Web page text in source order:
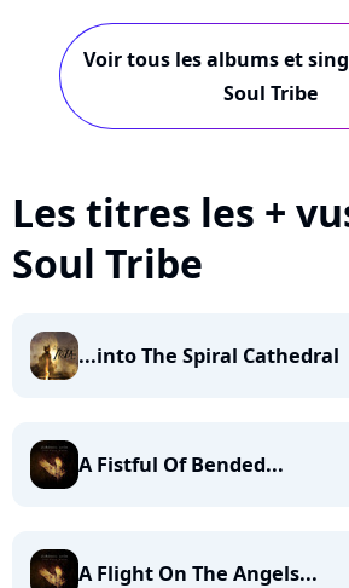
Voir tous les albums et
Soul Tribe
Les titres les +
Soul Tribe
...into The Spiral Cathedral
A Fistful Of Bended...
A Flight On The Angels...